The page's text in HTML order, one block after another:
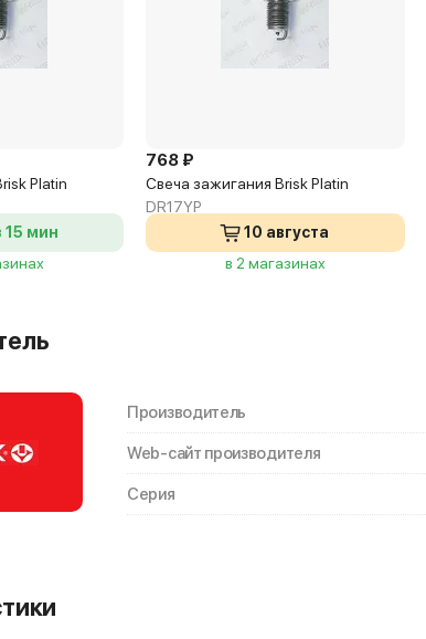
Platin
15 мин
768 ₽
Свеча зажигания Brisk Platin
DR17YP
10 августа
в 2 магазинах
Производитель
Web-сайт производителя
Серия